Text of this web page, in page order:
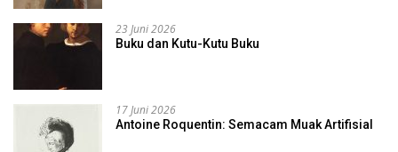
23 Juni 2026
Buku dan Kutu-Kutu Buku
17 Juni 2026
Antoine Roquentin: Semacam Muak Artifisial